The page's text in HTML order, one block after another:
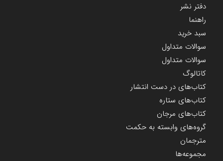
دفتر نشر
راهنما
سبد خرید
سوالات متداول
سوالات متداول
کاتالوگ
کتاب‌های در دست انتشار
کتاب‌های ستاره
کتاب‌های مرجان
گروه‌های وابسته به حکمت
مترجمان
مجموعه‌ها